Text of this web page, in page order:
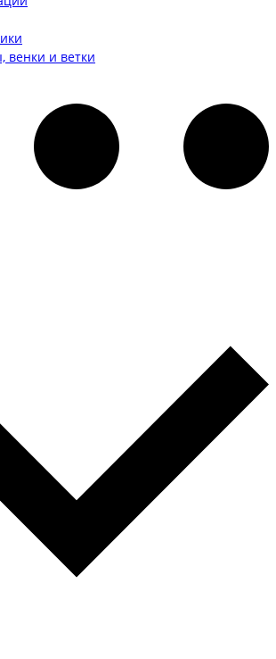
венки и ветки